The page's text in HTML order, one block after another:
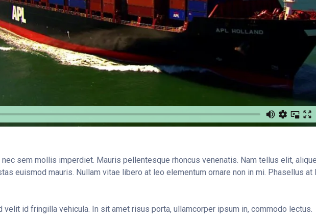
sem mollis imperdiet. Mauris pellentesque rhoncus venenatis. Nam tellus elit,
euismod mauris. Nullam vitae libero at leo elementum ornare non in mi. Phasellus at
velit id fringilla vehicula. In sit amet risus porta, ullamcorper ipsum in, commodo lectus.